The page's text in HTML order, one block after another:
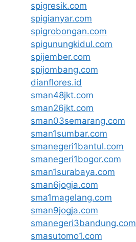
spigresik.com
spigianyar.com
spigrobongan.com
spigunungkidul.com
spijember.com
spijombang.com
dianflores.id
sman48jkt.com
sman26jkt.com
sman03semarang.com
sman1sumbar.com
smanegeri1bantul.com
smanegeri1bogor.com
sman1surabaya.com
sman6jogja.com
sma1magelang.com
sman9jogja.com
smanegeri3bandung.com
smasutomo1.com